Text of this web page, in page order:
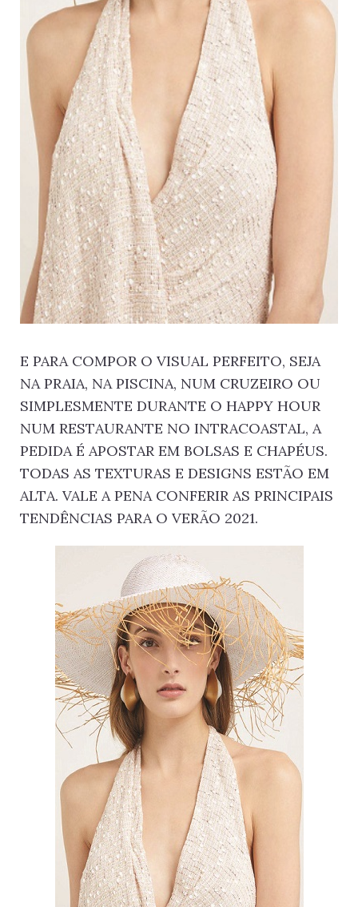
E PARA COMPOR O VISUAL PERFEITO, SEJA
NA PRAIA, NA PISCINA, NUM CRUZEIRO OU
SIMPLESMENTE DURANTE O HAPPY HOUR
NUM RESTAURANTE NO INTRACOASTAL, A
PEDIDA É APOSTAR EM BOLSAS E CHAPÉUS.
TODAS AS TEXTURAS E DESIGNS ESTÃO EM
ALTA. VALE A PENA CONFERIR AS PRINCIPAIS
TENDÊNCIAS PARA O VERÃO 2021.